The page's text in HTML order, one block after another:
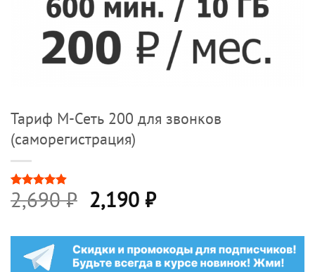
Тариф М-Сеть 200 для звонков
(саморегистрация)
Рейтинг
4.88из 5
17
2,690₽ Первоначальная
цена
составляла
2,690 ₽.
2,190 ₽Текущая
2,190 ₽.